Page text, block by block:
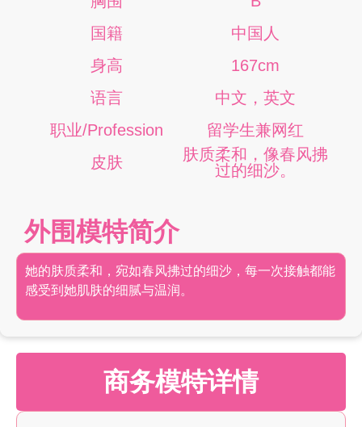
国籍
中国人
身高
167cm
语言
中文，英文
职业/Profession
留学生兼网红
皮肤
肤质柔和，像春风拂
过的细沙。
外围模特简介
她的肤质柔和，宛如春风拂过的细沙，每一次接触都能
感受到她肌肤的细腻与温润。
商务模特详情